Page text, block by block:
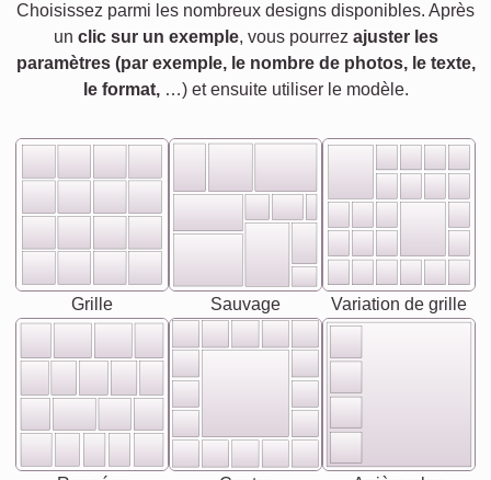
Choisissez parmi les nombreux designs disponibles. Après
un clic sur un exemple, vous pourrez ajuster les
paramètres (par exemple, le nombre de photos, le texte,
le format,…) et ensuite utiliser le modèle.
Grille Sauvage Variation de grille